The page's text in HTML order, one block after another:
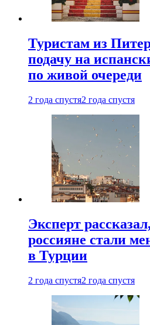
Туристам из
подачу на
по живой очереди
2 года спустя2 года спустя
Эксперт
россияне стали
в Турции
2 года спустя2 года спустя